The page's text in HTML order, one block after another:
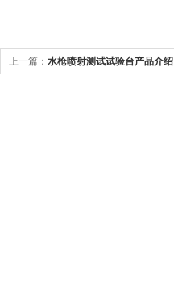
上一篇： 水枪喷射测试试验台产品介绍